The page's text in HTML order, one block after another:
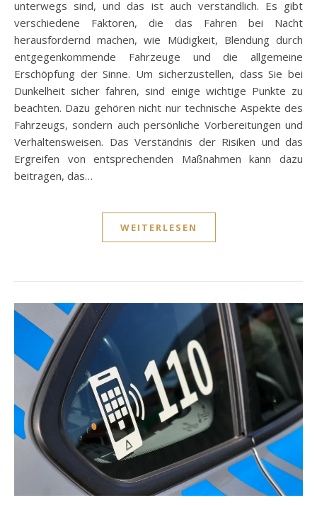
unterwegs sind, und das ist auch verständlich. Es gibt
verschiedene Faktoren, die das Fahren bei Nacht
herausfordernd machen, wie Müdigkeit, Blendung durch
entgegenkommende Fahrzeuge und die allgemeine
Erschöpfung der Sinne. Um sicherzustellen, dass Sie bei
Dunkelheit sicher fahren, sind einige wichtige Punkte zu
beachten. Dazu gehören nicht nur technische Aspekte des
Fahrzeugs, sondern auch persönliche Vorbereitungen und
Verhaltensweisen. Das Verständnis der Risiken und das
Ergreifen von entsprechenden Maßnahmen kann dazu
beitragen, das…
WEITERLESEN